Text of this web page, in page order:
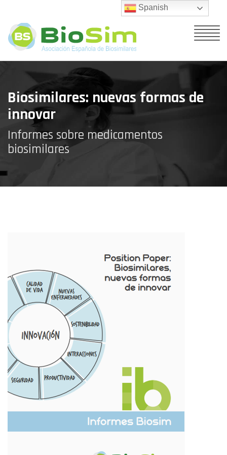
Biosimilares: nuevas formas de
innovar
Informes sobre medicamentos
biosimilares
Spanish